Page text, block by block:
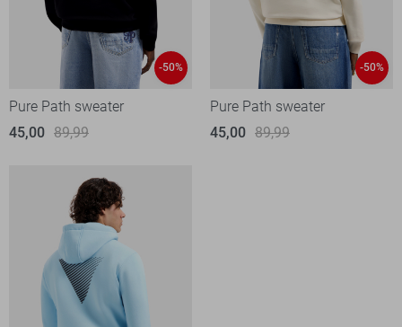
-50%
Pure Path sweater
45,00 89,99
-50%
Pure Path sweater
45,00 89,99